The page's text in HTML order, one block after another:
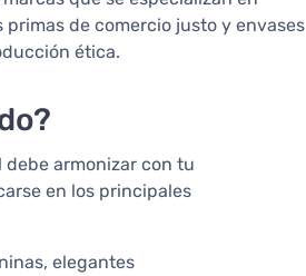
de comercio justo y envases
ética.
armonizar con tu
en los principales
elegantes